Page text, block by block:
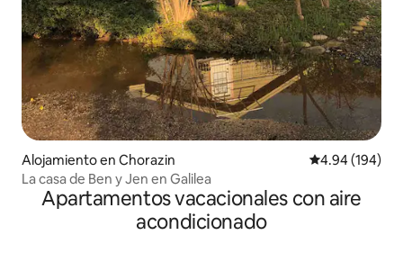
Alojamiento en Chorazin Calificación
4.94 (194)
La casa de Ben y Jen en Galilea
Apartamentos vacacionales con aire
acondicionado